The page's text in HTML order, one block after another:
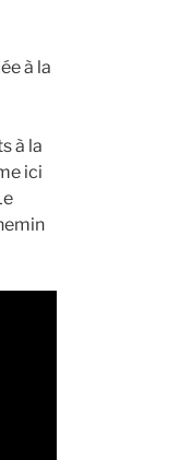
à la
à la
ici